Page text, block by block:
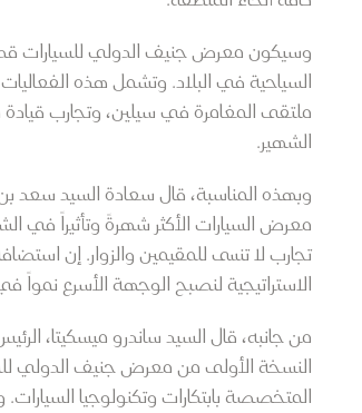
السياحية في البلاد. وتشمل هذه
ملتقى المغامرة في سيلين، وتجارب قيادة
الشهير.
وبهذه المناسبة، قال سعادة السيد سعد
معرض السيارات الأكثر شهرةً وتأثيراً في
تجارب لا تنسى للمقيمين والزوار. إن
الاستراتيجية لنصبح الوجهة الأسرع نمواً في
من جانبه، قال السيد ساندرو ميسكيتا،
المتخصصة بابتكارات وتكنولوجيا